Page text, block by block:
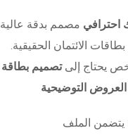
احترافي مصمم بدقة عالية (PSD)،
الائتمان الحقيقية.
يحتاج إلىتصميم بطاقة
العروض التوضيحية